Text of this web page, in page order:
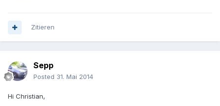
Zitieren
Sepp
Posted 31. Mai 2014
Hi Christian,